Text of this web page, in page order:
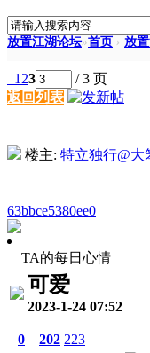
放置江湖论坛»首页 › 放
1 23
/ 3 页
返回列表
楼主: 特立独行@大
63bbce5380ee0
TA的每日心情
可爱
2023-1-24 07:52
0 202 223